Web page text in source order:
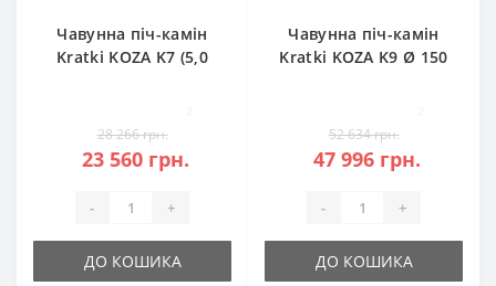
Чавунна піч-камін
Kratki KOZA K7 (5,0
28 266 грн.
23 560 грн.
- +
ДО КОШИКА
Чавунна піч-камін
Kratki KOZA K9 Ø 150
52 634 грн.
47 996 грн.
- +
ДО КОШИКА